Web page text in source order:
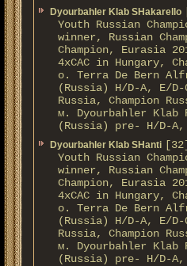
Dyourbahler Klab SHakarello
Youth Russian
winner, Russian
Champion, Eurasia
4xCAC in Hungary,
о. Terra De Bern
(Russia) H/D-A, E/D-
Russia, Champion
м. Dyourbahler
(Russia) pre- H/D-A,
Dyourbahler Klab SHanti [32]
Youth Russian
winner, Russian
Champion, Eurasia
4xCAC in Hungary,
о. Terra De Bern
(Russia) H/D-A, E/D-
Russia, Champion
м. Dyourbahler
(Russia) pre- H/D-A,